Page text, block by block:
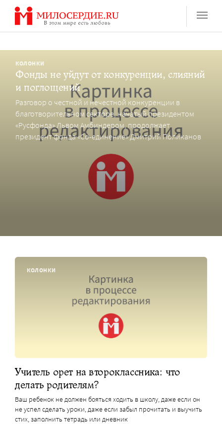
Перейти
содержанию
КОЛОНКИ
Фонды не уйдут от конкуренции, слияний
и поглощений
Разговор о честной и нечестной конкуренции в
благотворительном секторе, начатый президентом
«Русфонда» Львом Амбиндером, продолжает
президент фонда «Со-единение» Дмитрий Поликанов
КОЛОНКИ
Учитель орет на второклассника: что
делать родителям?
Ваш ребенок не должен бояться ходить в школу, даже если он
не успел сделать уроки, даже если забыл прочитать и выучить
стих, заполнить тетрадь или дневник